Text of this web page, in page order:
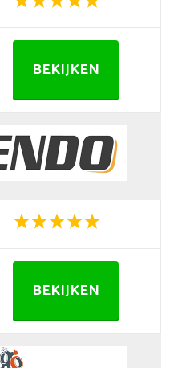
BEKIJKEN
BEKIJKEN